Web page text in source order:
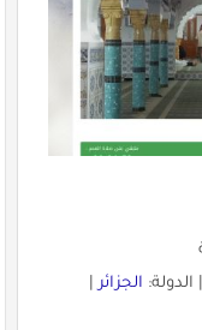
الجزائر|